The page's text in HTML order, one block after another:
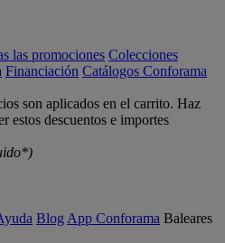
las promociones Colecciones
Financiación Catálogos Conforama
son aplicados en el carrito. Haz
estos descuentos e importes
Blog App Conforama Baleares